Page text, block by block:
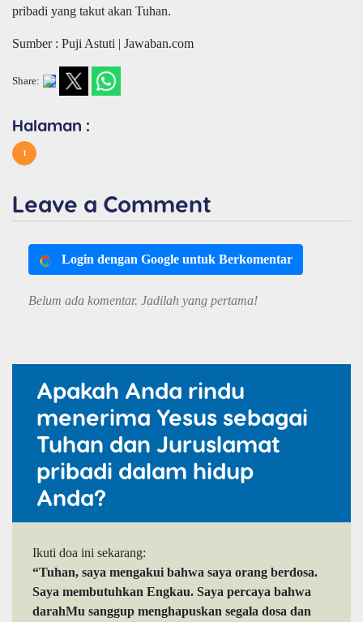
pribadi yang takut akan Tuhan.
Sumber : Puji Astuti | Jawaban.com
Share:
Halaman :
1
Leave a Comment
Login dengan Google untuk Berkomentar
Belum ada komentar. Jadilah yang pertama!
Apakah Anda rindu
menerima Yesus sebagai
Tuhan dan Juruslamat
pribadi dalam hidup
Anda?
Ikuti doa ini sekarang:
“Tuhan, saya mengakui bahwa saya orang berdosa.
Saya membutuhkan Engkau. Saya percaya bahwa
darahMu sanggup menghapuskan segala dosa dan